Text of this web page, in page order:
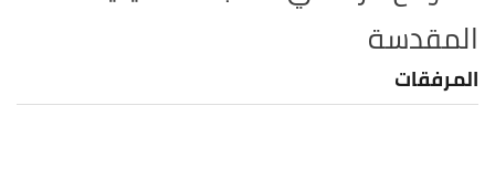
المقدسة
المرفقات